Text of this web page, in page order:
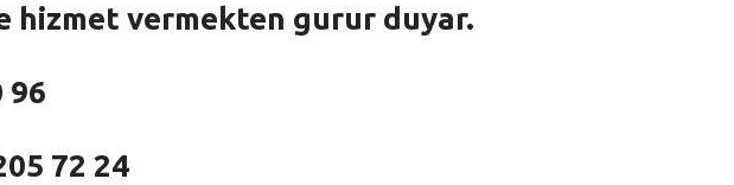
hizmet vermekten gurur duyar.
96
72 24